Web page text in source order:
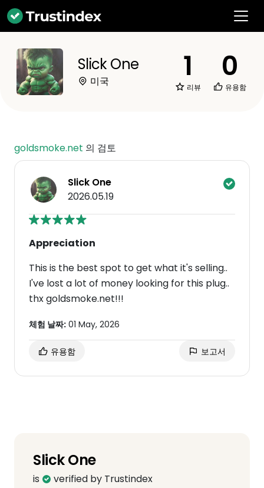
Slick One
미국 1
리뷰
0
유용함
goldsmoke.net 의 검토
Slick One
2026.05.19
Appreciation
This is the best spot to get what it's selling..
I've lost a lot of money looking for this plug..
thx goldsmoke.net!!!
체험 날짜: 01 May, 2026
유용함 보고서
Slick One
is verified by Trustindex